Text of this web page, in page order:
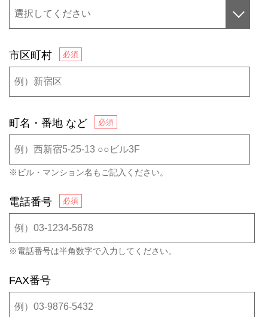
市区町村
町名・番地 など
※ビル・マンション名もご記入ください。
電話番号
※電話番号は半角数字で入力してください。
FAX番号